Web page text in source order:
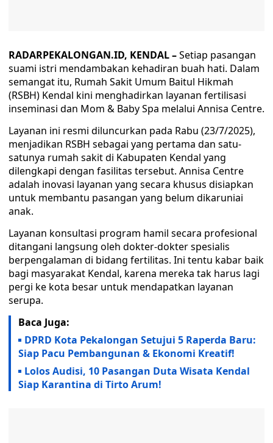
RADARPEKALONGAN.ID, KENDAL –Setiap pasangan
suami istri mendambakan kehadiran buah hati. Dalam
semangat itu, Rumah Sakit Umum Baitul Hikmah
(RSBH) Kendal kini menghadirkan layanan fertilisasi
inseminasi dan Mom & Baby Spa melalui Annisa Centre.
Layanan ini resmi diluncurkan pada Rabu (23/7/2025),
menjadikan RSBH sebagai yang pertama dan satu-
satunya rumah sakit di Kabupaten Kendal yang
dilengkapi dengan fasilitas tersebut. Annisa Centre
adalah inovasi layanan yang secara khusus disiapkan
untuk membantu pasangan yang belum dikaruniai
anak.
Layanan konsultasi program hamil secara profesional
ditangani langsung oleh dokter-dokter spesialis
berpengalaman di bidang fertilitas. Ini tentu kabar baik
bagi masyarakat Kendal, karena mereka tak harus lagi
pergi ke kota besar untuk mendapatkan layanan
serupa.
Baca Juga:
DPRD Kota Pekalongan Setujui 5 Raperda Baru:
Siap Pacu Pembangunan & Ekonomi Kreatif!
Lolos Audisi, 10 Pasangan Duta Wisata Kendal
Siap Karantina di Tirto Arum!